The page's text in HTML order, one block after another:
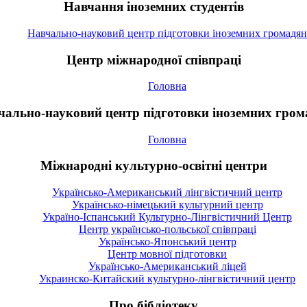
Навчання іноземних студентів
Навчально-науковий центр підготовки іноземних громадян
Центр міжнародної співпраці
Головна
науковий центр підготовки іноземних
Головна
Міжнародні культурно-освітні центри
Українсько-Американський лінгвістичний центр
Українсько-німецький культурний центр
Україно-Іспанський Культурно-Лінгвістичний Центр
Центр українсько-польської співпраці
Українсько-Японський центр
Центр мовної підготовки
Українсько-Американський ліцей
Украинско-Китайский культурно-лінгвістичний центр